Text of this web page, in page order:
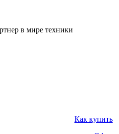
в мире техники
Как купить